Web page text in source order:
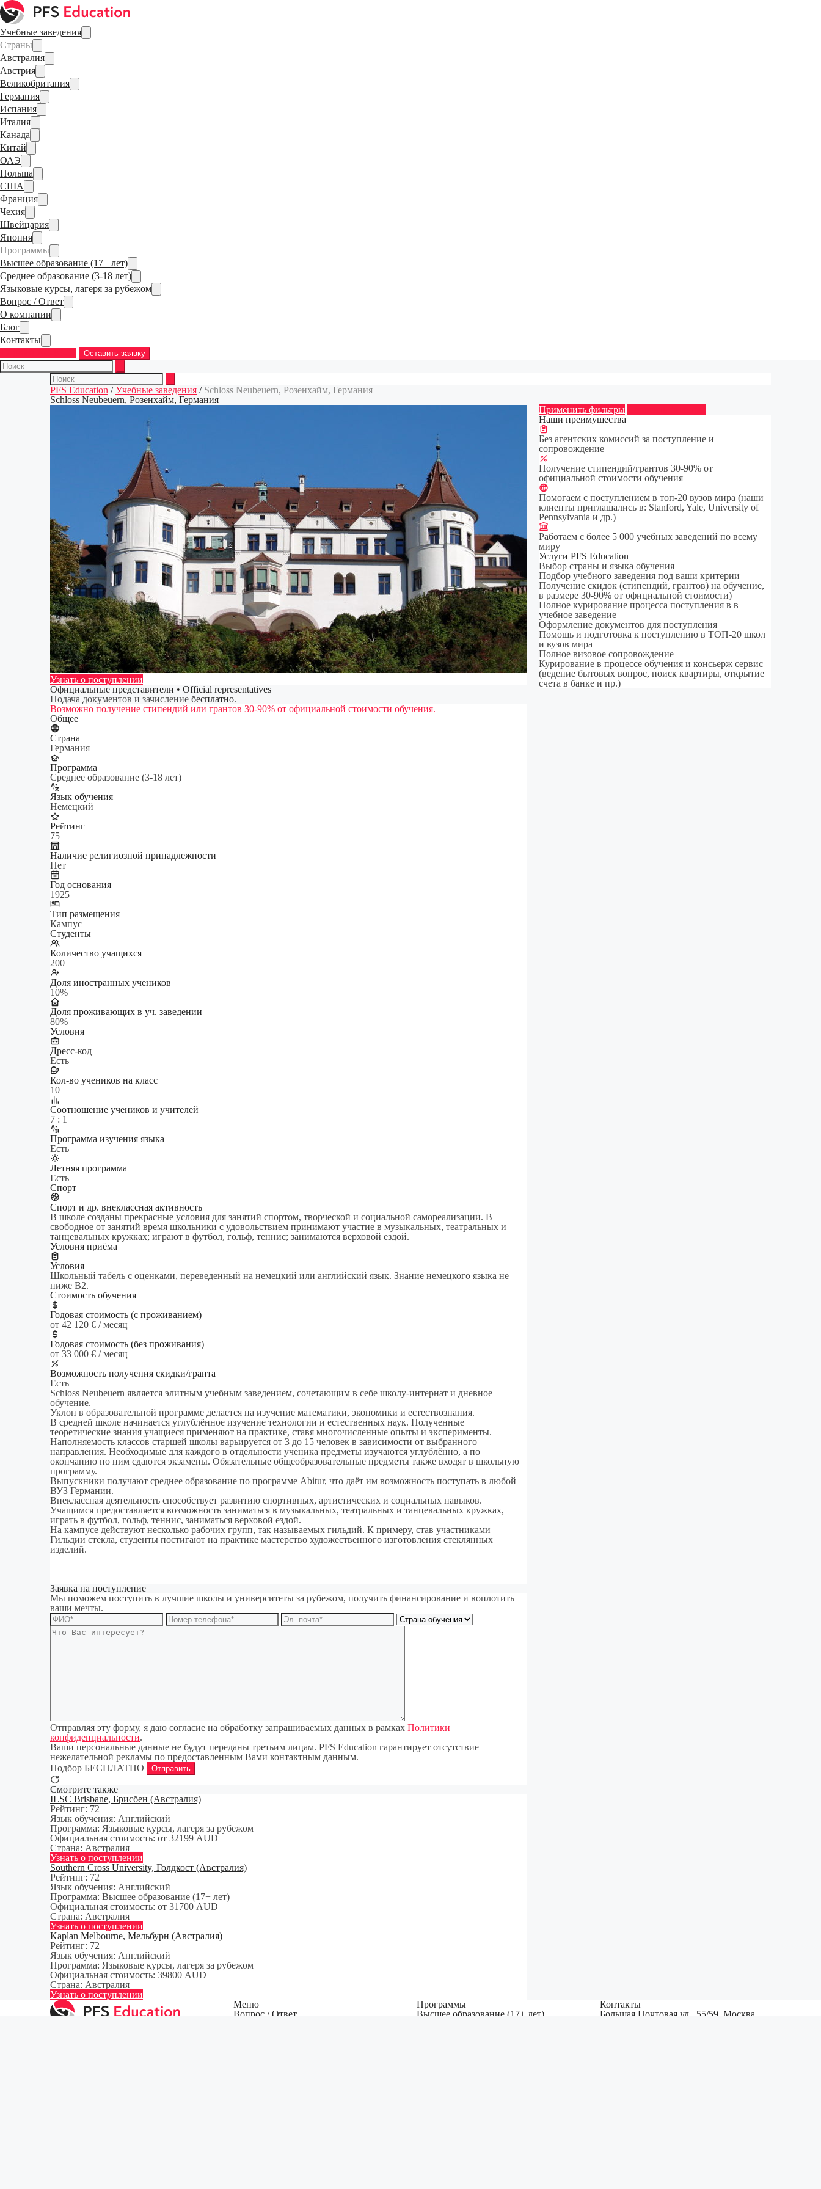
Учебные заведения
Страны
Австралия
Австрия
Великобритания
Германия
Испания
Италия
Канада
Китай
ОАЭ
Польша
США
Франция
Чехия
Швейцария
Япония
Программы
Высшее образование (17+ лет)
Среднее образование (3-18 лет)
Языковые курсы, лагеря за рубежом
Вопрос / Ответ
О компании
Блог
Контакты
Оставить заявку
PFS Education / Учебные заведения / Schloss Neubeuern, Розенхайм, Германия
Schloss Neubeuern, Розенхайм, Германия
Узнать о поступлении
Официальные представители • Official representatives
Подача документов и зачисление бесплатно.
Возможно получение стипендий или грантов 30-90% от официальной стоимости обучения.
Общее
Страна
Германия
Программа
Среднее образование (3-18 лет)
Язык обучения
Немецкий
Рейтинг
75
Наличие религиозной принадлежности
Нет
Год основания
1925
Тип размещения
Кампус
Студенты
Количество учащихся
200
Доля иностранных учеников
10%
Доля проживающих в уч. заведении
80%
Условия
Дресс-код
Есть
Кол-во учеников на класс
10
Cоотношение учеников и учителей
7 : 1
Программа изучения языка
Есть
Летняя программа
Есть
Спорт
Спорт и др. внеклассная активность
В школе созданы прекрасные условия для занятий спортом, творческой и социальной самореализации. В
свободное от занятий время школьники с удовольствием принимают участие в музыкальных, театральных и
танцевальных кружках; играют в футбол, гольф, теннис; занимаются верховой ездой.
Условия приёма
Условия
Школьный табель с оценками, переведенный на немецкий или английский язык. Знание немецкого языка не
ниже В2.
Стоимость обучения
Годовая стоимость (с проживанием)
от 42 120 € / месяц
Годовая стоимость (без проживания)
от 33 000 € / месяц
Возможность получения скидки/гранта
Есть
Schloss Neubeuern является элитным учебным заведением, сочетающим в себе школу-интернат и дневное
обучение.
Уклон в образовательной программе делается на изучение математики, экономики и естествознания.
В средней школе начинается углублённое изучение технологии и естественных наук. Полученные
теоретические знания учащиеся применяют на практике, ставя многочисленные опыты и эксперименты.
Наполняемость классов старшей школы варьируется от 3 до 15 человек в зависимости от выбранного
направления. Необходимые для каждого в отдельности ученика предметы изучаются углублённо, а по
окончанию по ним сдаются экзамены. Обязательные общеобразовательные предметы также входят в школьную
программу.
Выпускники получают среднее образование по программе Abitur, что даёт им возможность поступать в любой
ВУЗ Германии.
Внеклассная деятельность способствует развитию спортивных, артистических и социальных навыков.
Учащимся предоставляется возможность заниматься в музыкальных, театральных и танцевальных кружках,
играть в футбол, гольф, теннис, заниматься верховой ездой.
На кампусе действуют несколько рабочих групп, так называемых гильдий. К примеру, став участниками
Гильдии стекла, студенты постигают на практике мастерство художественного изготовления стеклянных
изделий.
Заявка на поступление
Мы поможем поступить в лучшие школы и университеты за рубежом, получить финансирование и воплотить
ваши мечты.
Отправляя эту форму, я даю согласие на обработку запрашиваемых данных в рамках Политики
конфиденциальности.
Ваши персональные данные не будут переданы третьим лицам. PFS Education гарантирует отсутствие
нежелательной рекламы по предоставленным Вами контактным данным.
Подбор БЕСПЛАТНО
Отправить
Смотрите также
ILSC Brisbane, Брисбен (Австралия)
Рейтинг: 72
Язык обучения: Английский
Программа: Языковые курсы, лагеря за рубежом
Официальная стоимость: от 32199 AUD
Страна: Австралия
Узнать о поступлении
Southern Cross University, Голдкост (Австралия)
Рейтинг: 72
Язык обучения: Английский
Программа: Высшее образование (17+ лет)
Официальная стоимость: от 31700 AUD
Страна: Австралия
Узнать о поступлении
Kaplan Melbourne, Мельбурн (Австралия)
Рейтинг: 72
Язык обучения: Английский
Программа: Языковые курсы, лагеря за рубежом
Официальная стоимость: 39800 AUD
Страна: Австралия
Узнать о поступлении
Применить фильтры
Наши преимущества
Без агентских комиссий за поступление и
сопровождение
Получение стипендий/грантов 30-90% от
официальной стоимости обучения
Помогаем с поступлением в топ-20 вузов мира (наши
клиенты приглашались в: Stanford, Yale, University of
Pennsylvania и др.)
Работаем с более 5 000 учебных заведений по всему
миру
Услуги PFS Education
Выбор страны и языка обучения
Подбор учебного заведения под ваши критерии
Получение скидок (стипендий, грантов) на обучение,
в размере 30-90% от официальной стоимости)
Полное курирование процесса поступления в в
учебное заведение
Оформление документов для поступления
Помощь и подготовка к поступлению в ТОП-20 школ
и вузов мира
Полное визовое сопровождение
Курирование в процессе обучения и консьерж сервис
(ведение бытовых вопрос, поиск квартиры, открытие
счета в банке и пр.)
Меню
Вопрос / Ответ
Программы
Высшее образование (17+ лет)
Контакты
Большая Почтовая ул., 55/59, Москва,